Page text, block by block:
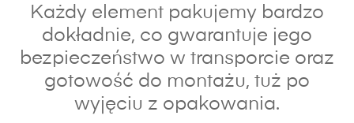
Każdy element pakujemy bardzo
dokładnie, co gwarantuje jego
bezpieczeństwo w transporcie oraz
gotowość do montażu, tuż po
wyjęciu z opakowania.